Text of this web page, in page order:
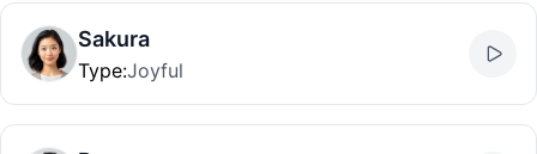
Sakura
Type:Joyful